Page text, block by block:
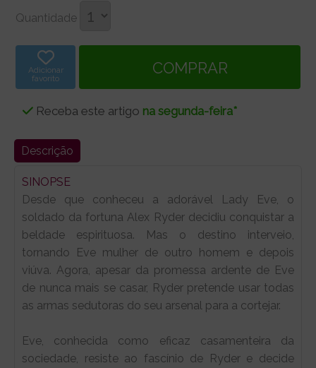
Quantidade
Adicionar
favorito
Receba este artigo na segunda-feira*
Descrição
SINOPSE
Desde que conheceu a adorável Lady Eve, o
soldado da fortuna Alex Ryder decidiu conquistar a
beldade espirituosa. Mas o destino interveio,
tornando Eve mulher de outro homem e depois
viúva. Agora, apesar da promessa ardente de Eve
de nunca mais se casar, Ryder pretende usar todas
as armas sedutoras do seu arsenal para a cortejar.
Eve, conhecida como eficaz casamenteira da
sociedade, resiste ao fascínio de Ryder e decide